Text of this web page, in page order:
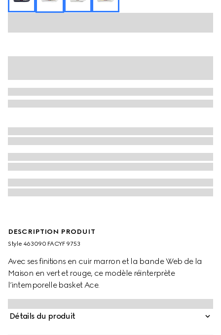
DESCRIPTION PRODUIT
Style ‎463090 FACYF 9753
Avec ses finitions en cuir marron et la bande Web de la
Maison en vert et rouge, ce modèle réinterprète
l’intemporelle basket Ace.
Détails du produit